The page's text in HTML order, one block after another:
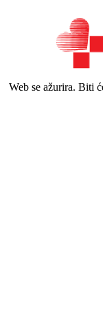
Web se ažurira. Biti